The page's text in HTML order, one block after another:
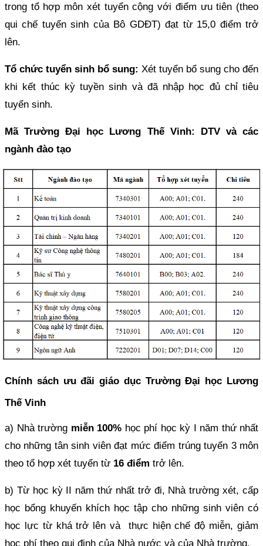
trong tổ hợp môn xét tuyển cộng với điểm ưu tiên (theo
qui chế tuyển sinh của Bô GDĐT) đạt từ 15,0 điểm trở
lên.
Tổ chức tuyển sinh bổ sung: Xét tuyển bổ sung cho đến
khi kết thúc kỳ tuyền sinh và đã nhập học đủ chỉ tiêu
tuyển sinh.
Mã Trường Đại học Lương Thế Vinh: DTV và các
ngành đào tạo
Chính sách ưu đãi giáo dục Trường Đại học Lương
Thế Vinh
a) Nhà trường miễn 100% học phí học kỳ I năm thứ nhất
cho những tân sinh viên đạt mức điểm trúng tuyển 3 môn
theo tổ hợp xét tuyển từ 16 điểm trở lên.
b) Từ học kỳ II năm thứ nhất trở đi, Nhà trường xét, cấp
học bổng khuyến khích học tập cho những sinh viên có
học lực từ khá trở lên và thực hiện chế độ miễn, giảm
học phí theo qui định của Nhà nước và của Nhà trường.